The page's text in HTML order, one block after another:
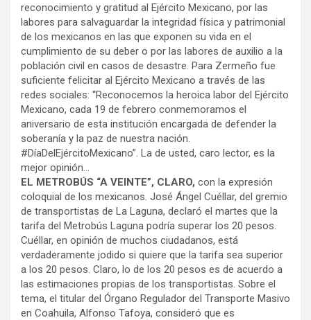
reconocimiento y gratitud al Ejército Mexicano, por las
labores para salvaguardar la integridad física y patrimonial
de los mexicanos en las que exponen su vida en el
cumplimiento de su deber o por las labores de auxilio a la
población civil en casos de desastre. Para Zermeño fue
suficiente felicitar al Ejército Mexicano a través de las
redes sociales: “Reconocemos la heroica labor del Ejército
Mexicano, cada 19 de febrero conmemoramos el
aniversario de esta institución encargada de defender la
soberanía y la paz de nuestra nación.
#DíaDelEjércitoMexicano”. La de usted, caro lector, es la
mejor opinión…
EL METROBÚS “A VEINTE”, CLARO, con la expresión
coloquial de los mexicanos. José Ángel Cuéllar, del gremio
de transportistas de La Laguna, declaró el martes que la
tarifa del Metrobús Laguna podría superar los 20 pesos.
Cuéllar, en opinión de muchos ciudadanos, está
verdaderamente jodido si quiere que la tarifa sea superior
a los 20 pesos. Claro, lo de los 20 pesos es de acuerdo a
las estimaciones propias de los transportistas. Sobre el
tema, el titular del Órgano Regulador del Transporte Masivo
en Coahuila, Alfonso Tafoya, consideró que es